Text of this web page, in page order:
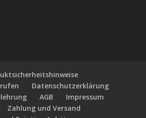
Datenschutzerklärung
AGB
Impressum
Zahlung und Versand